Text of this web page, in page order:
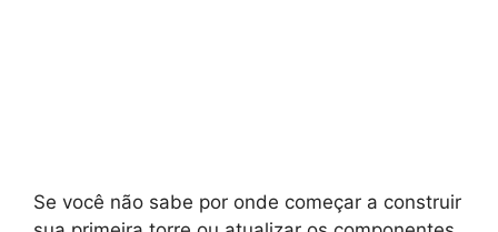
Se você não sabe por onde começar a construir